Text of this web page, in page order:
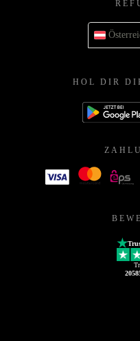
HOL DIR